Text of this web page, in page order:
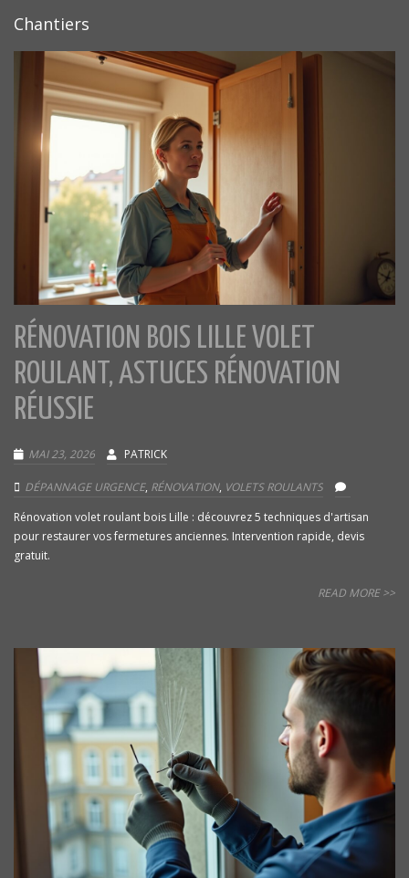
Chantiers
RÉNOVATION BOIS LILLE VOLET
ROULANT, ASTUCES RÉNOVATION
RÉUSSIE
MAI 23, 2026 PATRICK
DÉPANNAGE URGENCE, RÉNOVATION, VOLETS ROULANTS
Rénovation volet roulant bois Lille : découvrez 5 techniques d'artisan
pour restaurer vos fermetures anciennes. Intervention rapide, devis
gratuit.
READ MORE >>